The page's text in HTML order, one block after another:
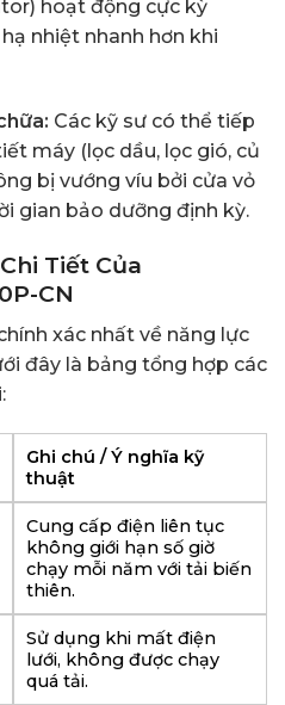
hoạt động cực kỳ
nhiệt nhanh hơn khi
Các kỹ sư có thể tiếp
máy (lọc dầu, lọc gió, củ
bị vướng víu bởi cửa vỏ
gian bảo dưỡng định kỳ.
Tiết Của
CN
xác nhất về năng lực
đây là bảng tổng hợp các
Ghi chú / Ý nghĩa kỹ
thuật
Cung cấp điện liên tục
không giới hạn số giờ
chạy mỗi năm với tải biến
thiên.
Sử dụng khi mất điện
lưới, không được chạy
quá tải.